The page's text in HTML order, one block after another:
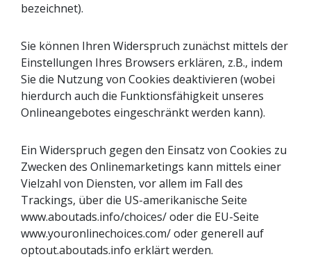
bezeichnet).
Sie können Ihren Widerspruch zunächst mittels der
Einstellungen Ihres Browsers erklären, z.B., indem
Sie die Nutzung von Cookies deaktivieren (wobei
hierdurch auch die Funktionsfähigkeit unseres
Onlineangebotes eingeschränkt werden kann).
Ein Widerspruch gegen den Einsatz von Cookies zu
Zwecken des Onlinemarketings kann mittels einer
Vielzahl von Diensten, vor allem im Fall des
Trackings, über die US-amerikanische Seite
www.aboutads.info/choices/ oder die EU-Seite
www.youronlinechoices.com/ oder generell auf
optout.aboutads.info erklärt werden.